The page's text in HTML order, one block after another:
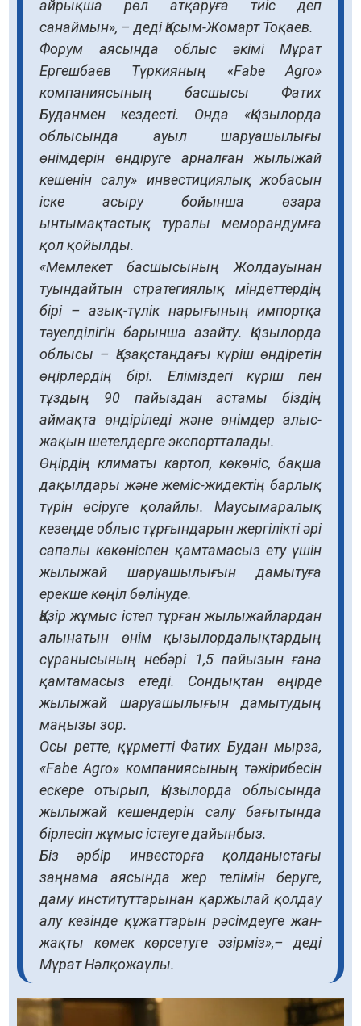
айрықша рөл атқаруға тиіс деп
санаймын», – деді Қасым-Жомарт Тоқаев.
Форум аясында облыс әкімі Мұрат
Ергешбаев Түркияның «Fabe Agro»
компаниясының басшысы Фатих
Буданмен кездесті. Онда «Қызылорда
облысында ауыл шаруашылығы
өнімдерін өндіруге арналған жылыжай
кешенін салу» инвестициялық жобасын
іске асыру бойынша өзара
ынтымақтастық туралы меморандумға
қол қойылды.
«Мемлекет басшысының Жолдауынан
туындайтын стратегиялық міндеттердің
бірі – азық-түлік нарығының импортқа
тәуелділігін барынша азайту. Қызылорда
облысы – Қазақстандағы күріш өндіретін
өңірлердің бірі. Еліміздегі күріш пен
тұздың 90 пайыздан астамы біздің
аймақта өндіріледі және өнімдер алыс-
жақын шетелдерге экспортталады.
Өңірдің климаты картоп, көкөніс, бақша
дақылдары және жеміс-жидектің барлық
түрін өсіруге қолайлы. Маусымаралық
кезеңде облыс тұрғындарын жергілікті әрі
сапалы көкөніспен қамтамасыз ету үшін
жылыжай шаруашылығын дамытуға
ерекше көңіл бөлінуде.
Қазір жұмыс істеп тұрған жылыжайлардан
алынатын өнім қызылордалықтардың
сұранысының небәрі 1,5 пайызын ғана
қамтамасыз етеді. Сондықтан өңірде
жылыжай шаруашылығын дамытудың
маңызы зор.
Осы ретте, құрметті Фатих Будан мырза,
«Fabe Agro» компаниясының тәжірибесін
ескере отырып, Қызылорда облысында
жылыжай кешендерін салу бағытында
бірлесіп жұмыс істеуге дайынбыз.
Біз әрбір инвесторға қолданыстағы
заңнама аясында жер телімін беруге,
даму институттарынан қаржылай қолдау
алу кезінде құжаттарын рәсімдеуге жан-
жақты көмек көрсетуге әзірміз»,– деді
Мұрат Нәлқожаұлы.